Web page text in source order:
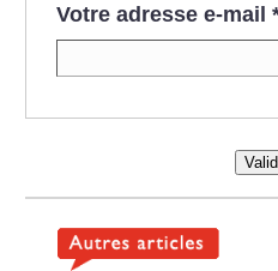
Votre adresse e-mail